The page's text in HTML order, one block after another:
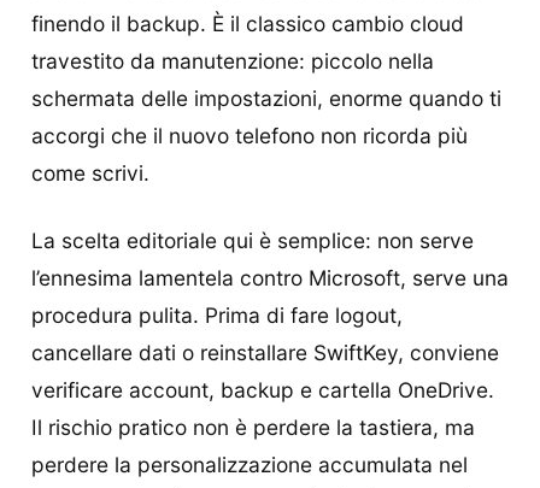
finendo il backup. È il classico cambio cloud
travestito da manutenzione: piccolo nella
schermata delle impostazioni, enorme quando ti
accorgi che il nuovo telefono non ricorda più
come scrivi.
La scelta editoriale qui è semplice: non serve
l’ennesima lamentela contro Microsoft, serve una
procedura pulita. Prima di fare logout,
cancellare dati o reinstallare SwiftKey, conviene
verificare account, backup e cartella OneDrive.
Il rischio pratico non è perdere la tastiera, ma
perdere la personalizzazione accumulata nel